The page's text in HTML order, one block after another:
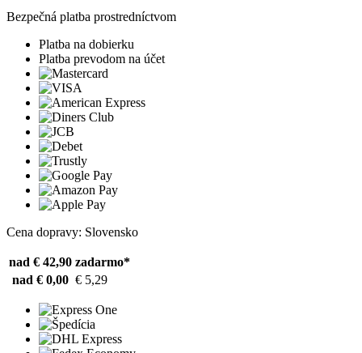
Bezpečná platba prostredníctvom
Platba na dobierku
Platba prevodom na účet
Cena dopravy: Slovensko
nad € 42,90 zadarmo*
nad € 0,00 € 5,29